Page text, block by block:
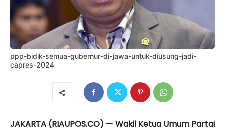
ppp-bidik-semua-gubernur-di-jawa-untuk-diusung-jadi-
capres-2024
JAKARTA (RIAUPOS.CO) — Wakil Ketua Umum Partai